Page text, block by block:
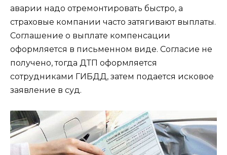
аварии надо отремонтировать быстро, а
страховые компании часто затягивают выплаты.
Соглашение о выплате компенсации
оформляется в письменном виде. Согласие не
получено, тогда ДТП оформляется
сотрудниками ГИБДД, затем подается исковое
заявление в суд.